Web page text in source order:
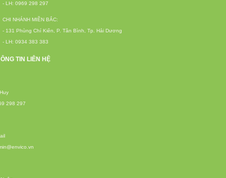
- LH: 0969 298 297
CHI NHÁNH MIỀN BẮC:
- 131 Phùng Chí Kiên, P. Tân Bình, Tp. Hải Dương
- LH: 0934 383 383
TIN LIÊN HỆ
298 297